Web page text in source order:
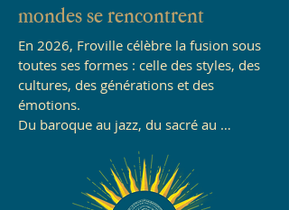
mondes se rencontrent
En 2026, Froville célèbre la fusion sous
toutes ses formes : celle des styles, des
cultures, des générations et des
émotions.
Du baroque au jazz, du sacré au
rythmes d’Amérique latine, cette 29ᵉ
édition fait dialoguer les traditions et les
audaces d’aujourd’hui.